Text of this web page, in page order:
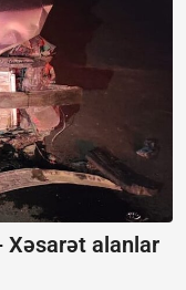
Xəsarət alanlar